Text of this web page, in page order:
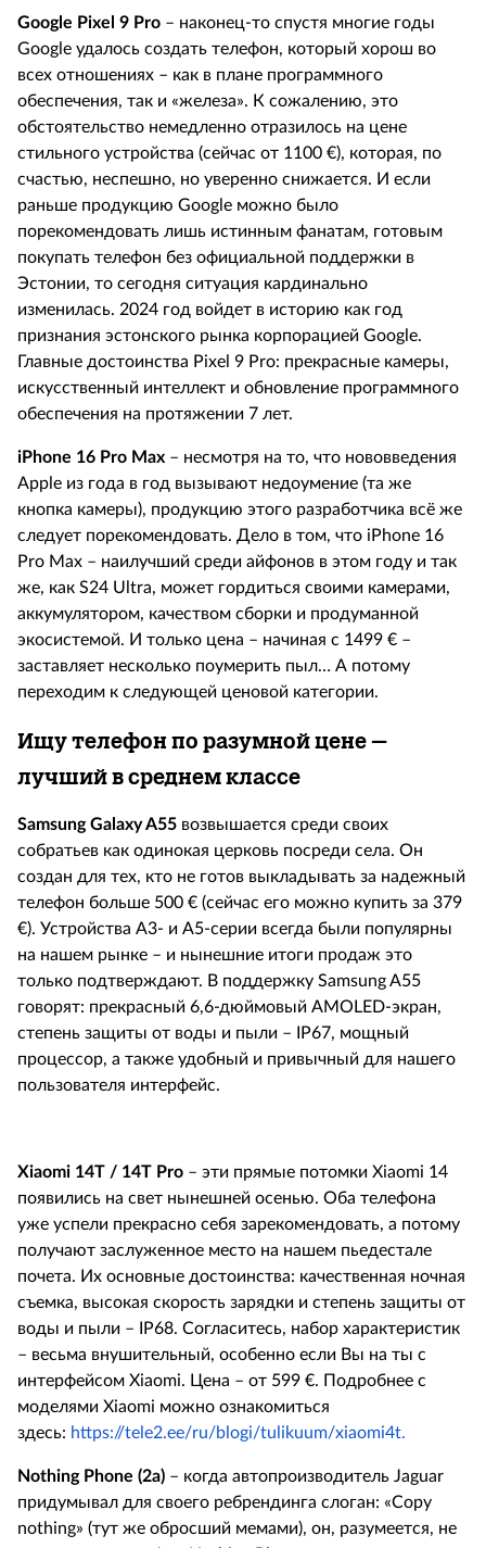
Google Pixel 9 Pro – наконец-то спустя многие годы
Google удалось создать телефон, который хорош во
всех отношениях – как в плане программного
обеспечения, так и «железа». К сожалению, это
обстоятельство немедленно отразилось на цене
стильного устройства (сейчас от 1100 €), которая, по
счастью, неспешно, но уверенно снижается. И если
раньше продукцию Google можно было
порекомендовать лишь истинным фанатам, готовым
покупать телефон без официальной поддержки в
Эстонии, то сегодня ситуация кардинально
изменилась. 2024 год войдет в историю как год
признания эстонского рынка корпорацией Google.
Главные достоинства Pixel 9 Pro: прекрасные камеры,
искусственный интеллект и обновление программного
обеспечения на протяжении 7 лет.
iPhone 16 Pro Max – несмотря на то, что нововведения
Apple из года в год вызывают недоумение (та же
кнопка камеры), продукцию этого разработчика всё же
следует порекомендовать. Дело в том, что iPhone 16
Pro Max – наилучший среди айфонов в этом году и так
же, как S24 Ultra, может гордиться своими камерами,
аккумулятором, качеством сборки и продуманной
экосистемой. И только цена – начиная с 1499 € –
заставляет несколько поумерить пыл… А потому
переходим к следующей ценовой категории.
Ищу телефон по разумной цене –
лучший в среднем классе
Samsung GalaxyA55 возвышается среди своих
собратьев как одинокая церковь посреди села. Он
создан для тех, кто не готов выкладывать за надежный
телефон больше 500 € (сейчас его можно купить за 379
€). Устройства А3- и А5-серии всегда были популярны
на нашем рынке – и нынешние итоги продаж это
только подтверждают. В поддержку SamsungA55
говорят: прекрасный 6,6-дюймовый AMOLED-экран,
степень защиты от воды и пыли –
IP67, мощный
процессор, а также удобный и привычный для нашего
пользователя интерфейс.
Xiaomi 14T / 14T Pro – эти прямые потомки Xiaomi 14
появились на свет нынешней осенью. Оба телефона
уже успели прекрасно себя зарекомендовать, а потому
получают заслуженное место на нашем пьедестале
почета. Их основные достоинства: качественная ночная
съемка, высокая скорость зарядки и степень защиты от
воды и пыли –
IP68. Согласитесь, набор характеристик
– весьма внушительный, особенно если Вы на ты с
интерфейсом Xiaomi. Цена – от 599 €. Подробнее с
моделями Xiaomi можно ознакомиться
здесь: https://tele2.ee/ru/blogi/tulikuum/xiaomi4t.
Nothing Phone (2a) – когда автопроизводитель Jaguar
придумывал для своего ребрендинга слоган: «Copy
nothing» (тут же обросший мемами), он, разумеется, не